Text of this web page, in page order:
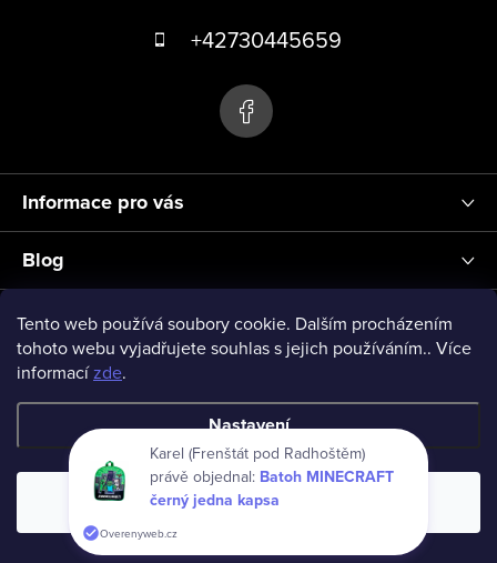
Tento web používá soubory cookie. Dalším procházením
tohoto webu vyjadřujete souhlas s jejich používáním.. Více
informacízde.
Nastavení
Souhlasím
í
+42730445659
Informace pro vás
Blog
Přihlášení
Copyright 2026 www.vseprodeti.eu. Všechna práva vyhrazena.
Karel (Frenštát pod Radhoštěm)
právě objednal: Batoh MINECRAFT
černý jedna kapsa
Overenyweb.cz